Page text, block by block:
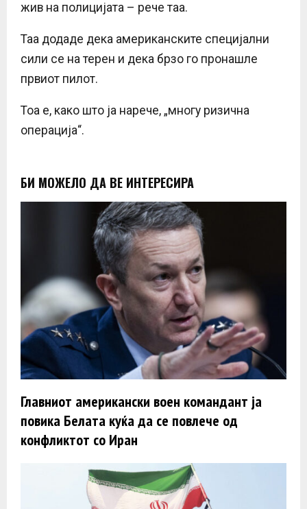
жив на полицијата – рече таа.
Таа додаде дека американските специјални
сили се на терен и дека брзо го пронашле
првиот пилот.
Тоа е, како што ја нарече, „многу ризична
операција“.
БИ МОЖЕЛО ДА ВЕ ИНТЕРЕСИРА
Главниот американски воен командант ја
повика Белата куќа да се повлече од
конфликтот со Иран